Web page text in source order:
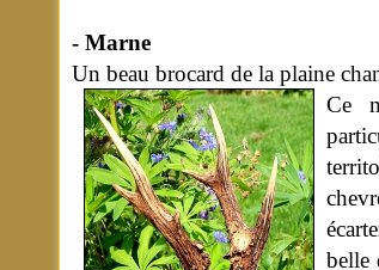
- Marne
Un beau brocard de la plaine
Ce
belle